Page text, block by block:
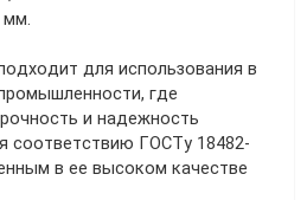
мм.
для использования в
где
и надежность
соответствию ГОСТу 18482-
в ее высоком качестве